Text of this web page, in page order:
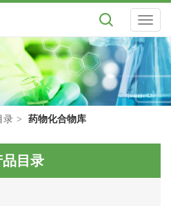
Toggle
录 药物化合物库
品目录